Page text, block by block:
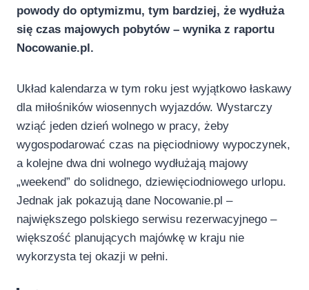
powody do optymizmu, tym bardziej, że wydłuża
się czas majowych pobytów – wynika z raportu
Nocowanie.pl.
Układ kalendarza w tym roku jest wyjątkowo łaskawy
dla miłośników wiosennych wyjazdów. Wystarczy
wziąć jeden dzień wolnego w pracy, żeby
wygospodarować czas na pięciodniowy wypoczynek,
a kolejne dwa dni wolnego wydłużają majowy
„weekend” do solidnego, dziewięciodniowego urlopu.
Jednak jak pokazują dane Nocowanie.pl –
największego polskiego serwisu rezerwacyjnego –
większość planujących majówkę w kraju nie
wykorzysta tej okazji w pełni.